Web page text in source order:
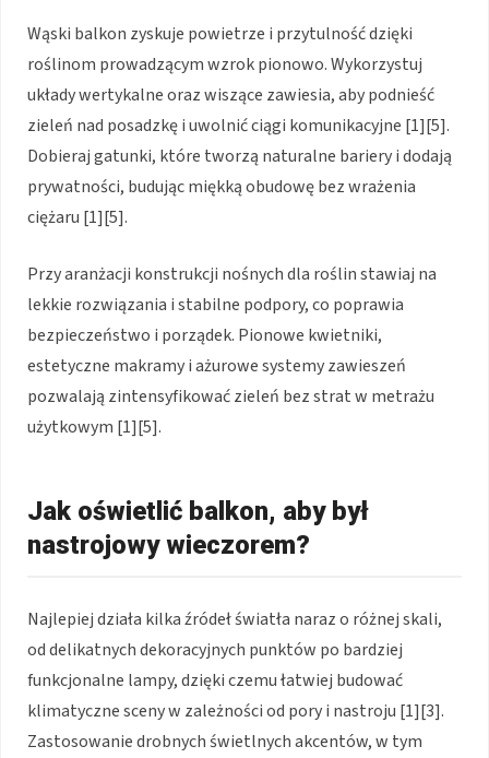
Wąski balkon zyskuje powietrze i przytulność dzięki
roślinom prowadzącym wzrok pionowo. Wykorzystuj
układy wertykalne oraz wiszące zawiesia, aby podnieść
zieleń nad posadzkę i uwolnić ciągi komunikacyjne [1][5].
Dobieraj gatunki, które tworzą naturalne bariery i dodają
prywatności, budując miękką obudowę bez wrażenia
ciężaru [1][5].
Przy aranżacji konstrukcji nośnych dla roślin stawiaj na
lekkie rozwiązania i stabilne podpory, co poprawia
bezpieczeństwo i porządek. Pionowe kwietniki,
estetyczne makramy i ażurowe systemy zawieszeń
pozwalają zintensyfikować zieleń bez strat w metrażu
użytkowym [1][5].
Jak oświetlić balkon, aby był
nastrojowy wieczorem?
Najlepiej działa kilka źródeł światła naraz o różnej skali,
od delikatnych dekoracyjnych punktów po bardziej
funkcjonalne lampy, dzięki czemu łatwiej budować
klimatyczne sceny w zależności od pory i nastroju [1][3].
Zastosowanie drobnych świetlnych akcentów, w tym